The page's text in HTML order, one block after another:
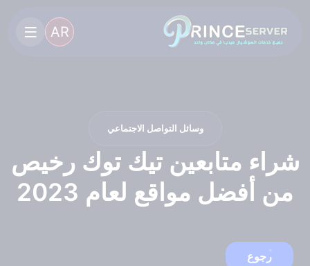
AR
وسائل التواصل الاجتماعي
شراء متابعين تيك توك رخيص
من أفضل مواقع لعام 2023
رجوع